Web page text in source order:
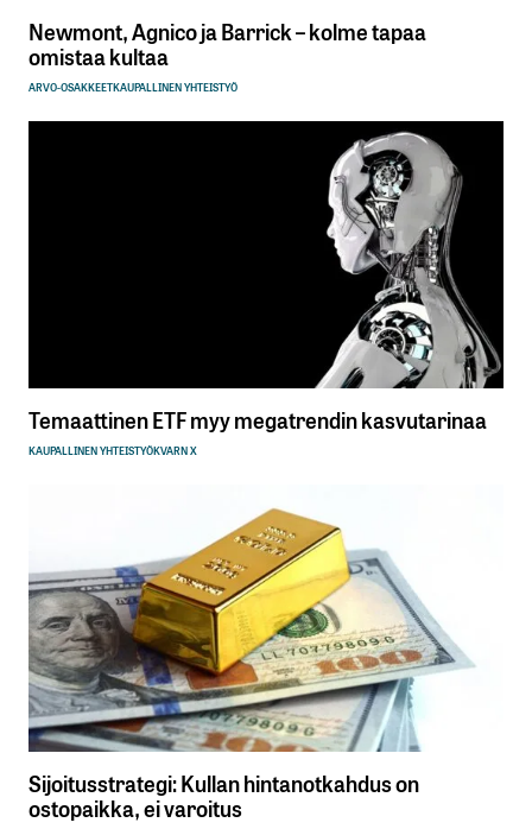
Newmont, Agnico ja Barrick – kolme tapaa
omistaa kultaa
ARVO-OSAKKEETKAUPALLINEN YHTEISTYÖ
Temaattinen ETF myy megatrendin kasvutarinaa
KAUPALLINEN YHTEISTYÖKVARN X
Sijoitusstrategi: Kullan hintanotkahdus on
ostopaikka, ei varoitus